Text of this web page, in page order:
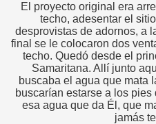
El proyecto original era
techo, adesentar el
desprovistas de adornos, a
final se le colocaron dos
techo. Quedó desde el
Samaritana. Allí junto
buscaba el agua que mata
buscarían estarse a los
esa agua que da Él, que
jamás